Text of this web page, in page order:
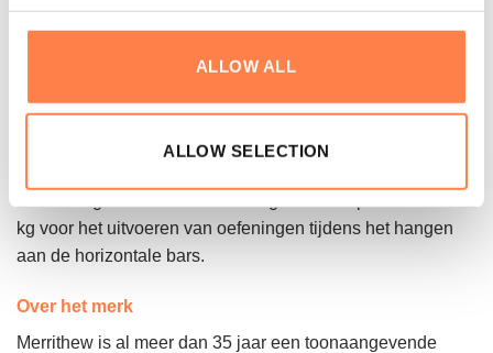
ALLOW ALL
ALLOW SELECTION
veiligheids- en onderhoudshandleiding van Merrithew te
De Cadillac/Trapeze Table mag slechts door één persoon
kg voor het uitvoeren van oefeningen tijdens het hangen
aan de horizontale bars.
Over het merk
Merrithew is al meer dan 35 jaar een toonaangevende